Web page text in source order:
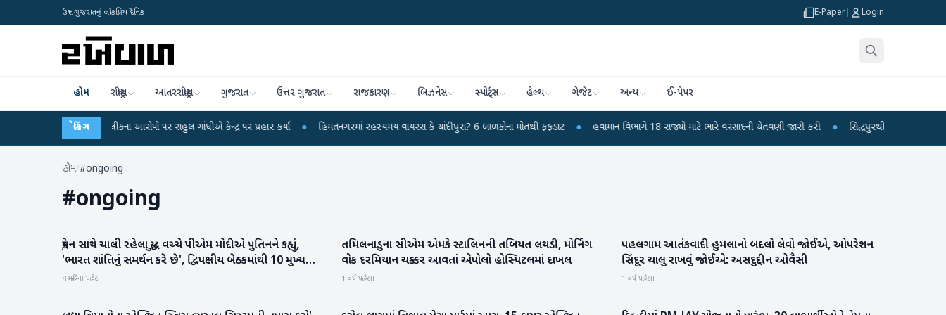
ઉત્તર ગુજરાતનું લોકપ્રિય દૈનિક E-Paper Login
હોમ રાષ્ટ્રીય આંતરરાષ્ટ્રીય ગુજરાત ઉત્તર ગુજરાત રાજકારણ બિઝનેસ સ્પોર્ટ્સ હેલ્થ ગેજેટ અન્ય ઈ-પેપર
બ્રેકિંગ
NET પરીક્ષા લીકના આરોપો પર રાહુલ ગાંધીએ કેન્દ્ર પર પ્રહાર કર્યા ● હિંમતનગરમાં રહસ્યમય વાયરસ કે ચાંદીપુરા? 6 બાળકોના મોતથી ફફડાટ ● હવામાન વિભાગે 18 રાજ્યો માટે ભારે વરસાદની ચેતવણી જારી કરી ● સિદ્ધપુરથી બોમ્બ બનાવવાની
હોમ/#ongoing
#ongoing
રાષ્ટ્રીય
યુક્રેન સાથે ચાલી રહેલા યુદ્ધ વચ્ચે પીએમ મોદીએ પુતિનને કહ્યું,
'ભારત શાંતિનું સમર્થન કરે છે', દ્વિપક્ષીય બેઠકમાંથી 10 મુખ્ય
મુદ્દાઓ
8 મહિના પહેલા
રાષ્ટ્રીય
તમિલનાડુના સીએમ એમકે સ્ટાલિનની તબિયત લથડી, મોર્નિંગ
વોક દરમિયાન ચક્કર આવતાં એપોલો હોસ્પિટલમાં દાખલ
1 વર્ષ પહેલા
રાષ્ટ્રીય
પહલગામ આતંકવાદી હુમલાનો બદલો લેવો જોઈએ, ઓપરેશન
સિંદૂર ચાલુ રાખવું જોઈએ: અસદુદ્દીન ઓવૈસી
1 વર્ષ પહેલા